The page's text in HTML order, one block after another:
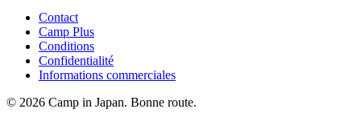
Contact
Camp Plus
Conditions
Confidentialité
Informations commerciales
© 2026 Camp in Japan. Bonne route.